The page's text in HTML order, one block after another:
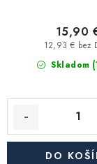
Skladom
12,93 € bez
15,90
DO